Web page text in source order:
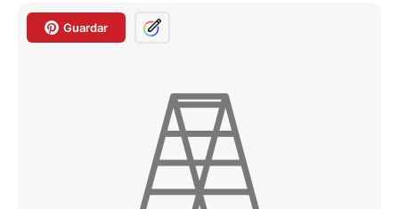
Guardar